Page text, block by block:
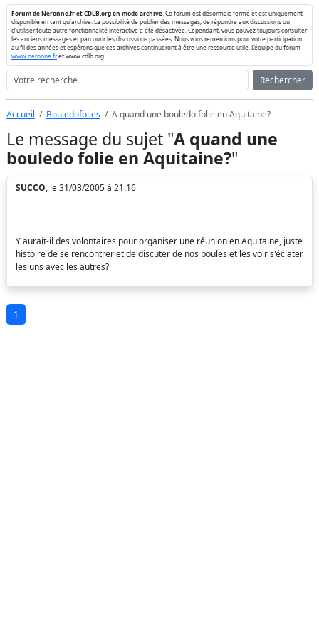
Forum de Neronne.fr et CDLB.org en mode archive . Ce forum est désormais fermé et est uniquement
disponible en tant qu'archive. La possibilité de publier des messages, de répondre aux discussions ou
d'utiliser toute autre fonctionnalité interactive a été désactivée. Cependant, vous pouvez toujours consulter
les anciens messages et parcourir les discussions passées. Nous vous remercions pour votre participation
au fil des années et espérons que ces archives continueront à être une ressource utile. L'équipe du forum
www.neronne.fret www.cdlb.org.
Rechercher
Accueil Bouledofolies A quand une bouledo folie en Aquitaine?
Le message du sujet "A quand une
bouledo folie en Aquitaine?"
SUCCO, le 31/03/2005 à 21:16
Y aurait-il des volontaires pour organiser une réunion en Aquitaine, juste
histoire de se rencontrer et de discuter de nos boules et les voir s'éclater
les uns avec les autres?
1